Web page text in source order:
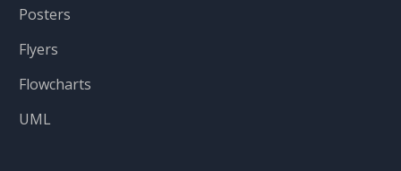
Posters
Flyers
Flowcharts
UML